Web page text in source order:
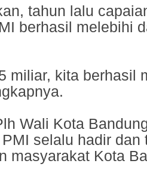
tahun lalu
berhasil melebihi
miliar, kita berhasil
Wali Kota
selalu hadir dan
masyarakat Kota